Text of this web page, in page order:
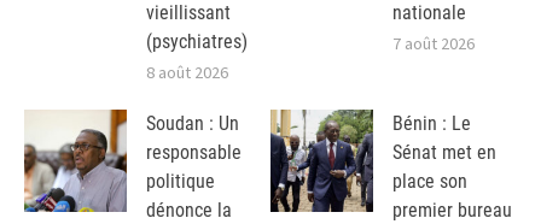
vieillissant
(psychiatres)
8 août 2026
nationale
7 août 2026
Soudan : Un
responsable
politique
dénonce la
Bénin : Le
Sénat met en
place son
premier bureau